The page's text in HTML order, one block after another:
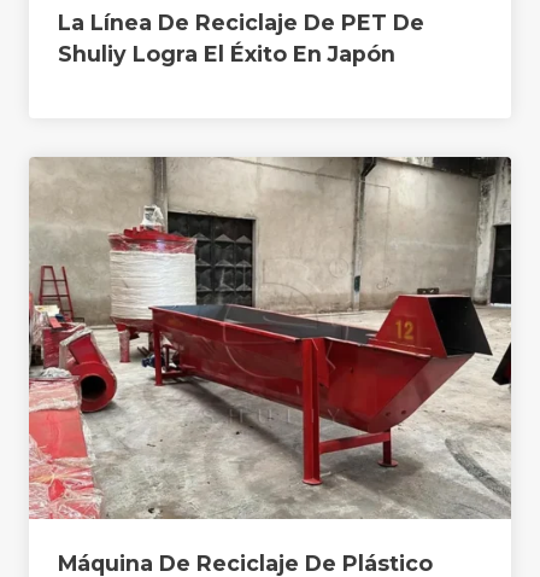
La Línea De Reciclaje De PET De
Shuliy Logra El Éxito En Japón
Máquina De Reciclaje De Plástico